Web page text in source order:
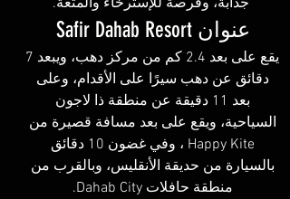
جذابة، وفرصة للإسترخاء والمتعة.
عنوان Safir Dahab Resort
دقائق عن دهب سيرًا على الأقدام، وعلى
بعد 11 دقيقة عن منطقة ذا لاجون
السياحية، ويقع على بعد مسافة قصيرة من
Happy Kite ، وفي غضون 10 دقائق
بالسيارة من حديقة الأنقليس، وبالقرب من
منطقة حافلات Dahab City.